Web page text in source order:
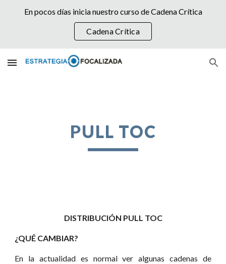
Skip to main content
En pocos días inicia nuestro curso de Cadena Crítica
Cadena Crítica
PULL TOC
DISTRIBUCIÓN PULL TOC
¿QUÉ CAMBIAR?
En la actualidad es normal ver algunas cadenas de